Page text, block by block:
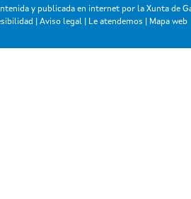
y publicada en internet por la Xunta de
Aviso legal| Le atendemos Mapa web